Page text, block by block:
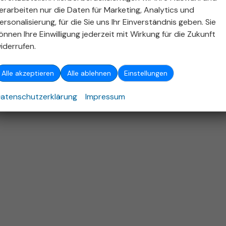
Autohaus Stieber GmbH,Emerholzweg 5 ,70439Stuttgart,+49 (711)
nur die Daten für Marketing, Analytics und
für die Sie uns Ihr Einverständnis geben. Sie
Ihre Einwilligung jederzeit mit Wirkung für die Zukunft
Alle akzeptieren Alle ablehnen Einstellungen
Impressum